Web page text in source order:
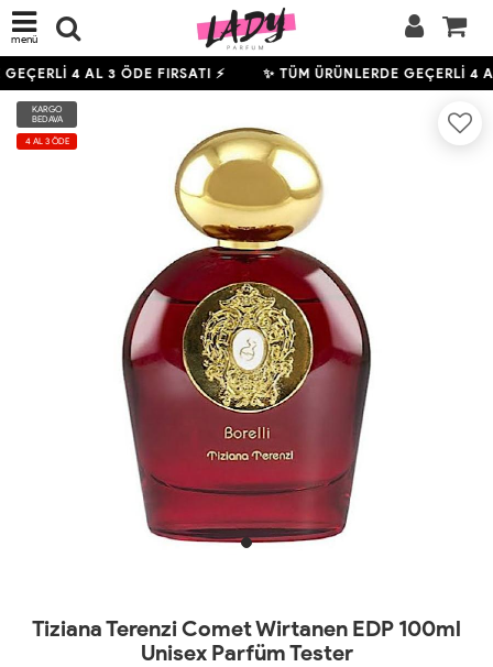
menü
4AL 3 ÖDE FIRSATI ⚡ ✨ TÜM ÜRÜNLERDE GEÇERLİ4
KARGO
BEDAVA
4 AL 3 ÖDE
Tiziana Terenzi Comet Wirtanen EDP 100ml
Unisex Parfüm Tester